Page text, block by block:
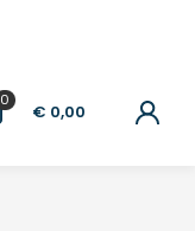
0
€ 0,00